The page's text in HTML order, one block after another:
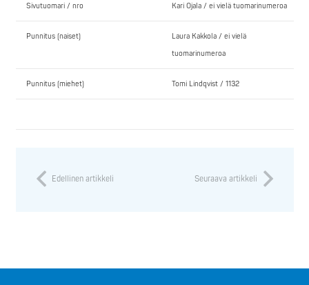
Sivutuomari / nro Kari Ojala / ei vielä tuomarinumeroa
Punnitus (naiset)
Laura Kakkola / ei vielä
tuomarinumeroa
Punnitus (miehet) Tomi Lindqvist / 1132
Edellinen artikkeli Seuraava artikkeli